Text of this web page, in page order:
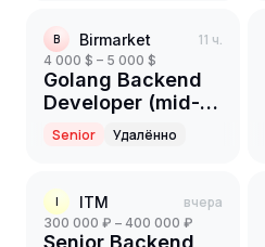
B Birmarket 11 ч.
4 000 $ – 5 000 $
Golang Backend
Developer (mid-
senior)
Senior Удалённо
I ITM вчера
300 000 ₽ – 400 000 ₽
Senior Backend